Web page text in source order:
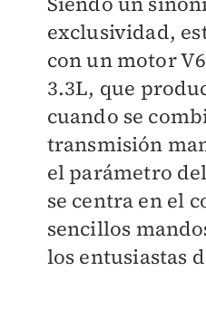
exclusividad,
con un motor
3.3L, que
cuando se
transmisión
el parámetro
se centra en el
sencillos
los entusiastas